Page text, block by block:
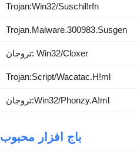
Trojan:Win32/Suschil!rfn
Trojan.Malware.300983.Susgen
تروجان: Win32/Cloxer
Trojan:Script/Wacatac.H!ml
تروجان:Win32/Phonzy.A!ml
باج افزار محبوب